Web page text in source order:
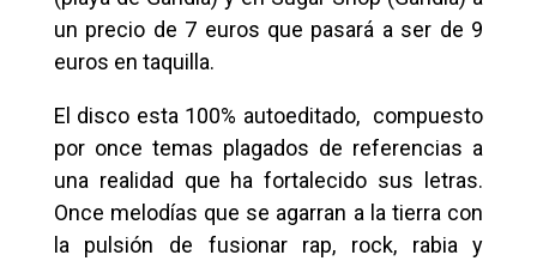
un precio de 7 euros que pasará a ser de 9
euros en taquilla.
El disco esta 100% autoeditado, compuesto
por once temas plagados de referencias a
una realidad que ha fortalecido sus letras.
Once melodías que se agarran a la tierra con
la pulsión de fusionar rap, rock, rabia y